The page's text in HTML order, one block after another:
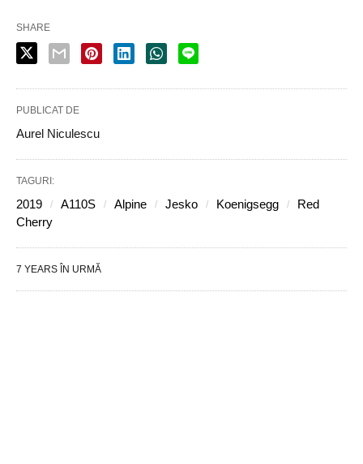
SHARE
PUBLICAT DE
Aurel Niculescu
TAGURI:
2019 A110S Alpine Jesko Koenigsegg
Red
Cherry
7 YEARS ÎN URMĂ